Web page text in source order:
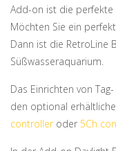
Add-on ist die perfekte
Möchten Sie ein
Dann ist die RetroLine
Süßwasseraquarium.
Das Einrichten von
den optional
controlleroder 5Ch